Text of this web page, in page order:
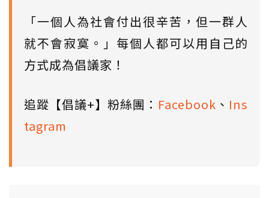
「一個人為社會付出很辛苦，但一群人
就不會寂寞。」每個人都可以用自己的
方式成為倡議家！
追蹤【倡議+】粉絲團： Facebook 、 Ins
tagram